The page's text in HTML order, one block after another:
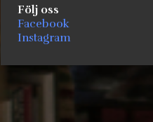
Följ oss
Facebook
Instagram